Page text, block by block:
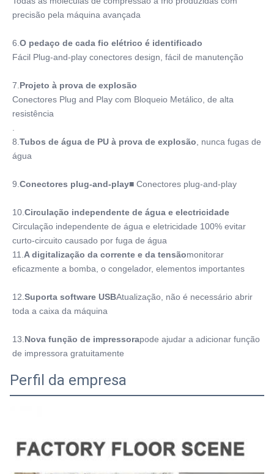
precisão pela máquina avançada
6. O pedaço de cada fio elétrico é identificado
Fácil Plug-and-play conectores design, fácil de manutenção
7. Projeto à prova de explosão
Conectores Plug and Play com Bloqueio Metálico, de alta
resistência
8. Tubos de água de PU à prova de explosão , nunca fugas de
água
9. Conectores plug-and-play■ Conectores plug-and-play
10. Circulação independente de água e electricidade
Circulação independente de água e eletricidade 100% evitar
curto-circuito causado por fuga de água
11. A digitalização da corrente e da tensãomonitorar
eficazmente a bomba, o congelador, elementos importantes
12. Suporta software USBAtualização, não é necessário abrir
toda a caixa da máquina
13. Nova função de impressorapode ajudar a adicionar função
de impressora gratuitamente
Perfil da empresa